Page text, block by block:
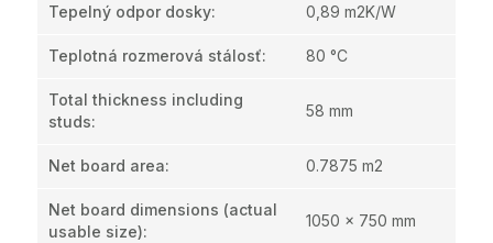
Tepelný odpor dosky: 0,89 m2K/W
Teplotná rozmerová stálosť: 80 °C
Total thickness including
studs:
58 mm
Net board area: 0.7875 m2
Net board dimensions (actual
usable size):
1050 x 750 mm